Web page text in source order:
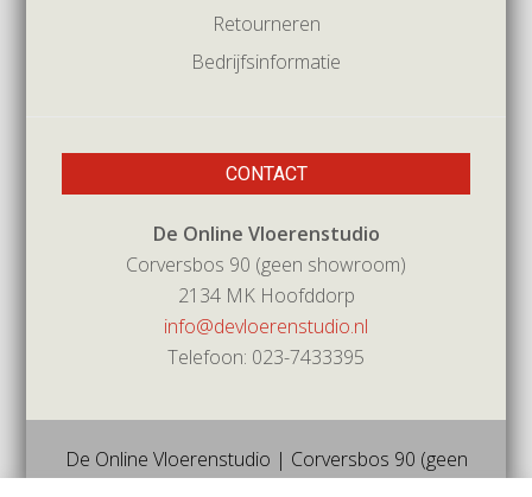
Retourneren
Bedrijfsinformatie
CONTACT
De Online Vloerenstudio
Corversbos 90 (geen showroom)
2134 MK Hoofddorp
info@devloerenstudio.nl
Telefoon: 023-7433395
De Online Vloerenstudio | Corversbos 90 (geen